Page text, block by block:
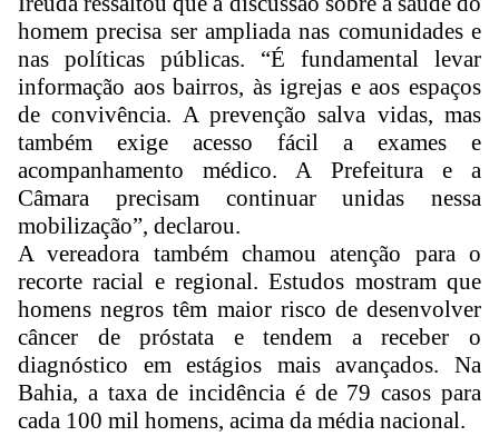
homem precisa ser ampliada nas comunidades e
nas políticas públicas. “É fundamental levar
informação aos bairros, às igrejas e aos espaços
de convivência. A prevenção salva vidas, mas
também exige acesso fácil a exames e
acompanhamento médico. A Prefeitura e a
Câmara precisam continuar unidas nessa
mobilização”, declarou.
A vereadora também chamou atenção para o
recorte racial e regional. Estudos mostram que
homens negros têm maior risco de desenvolver
câncer de próstata e tendem a receber o
diagnóstico em estágios mais avançados. Na
Bahia, a taxa de incidência é de 79 casos para
cada 100 mil homens, acima da média nacional.